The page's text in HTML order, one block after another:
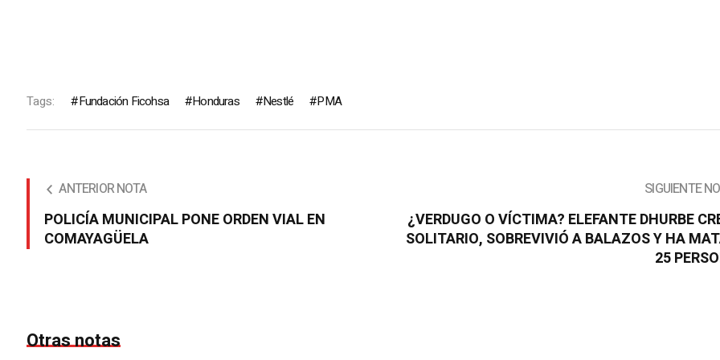
Tags: Fundación Ficohsa Honduras Nestlé PMA
ANTERIOR NOTA
POLICÍA MUNICIPAL PONE ORDEN VIAL EN
COMAYAGÜELA
SIGUIENTE
¿VERDUGO O VÍCTIMA? ELEFANTE DHURBE
SOLITARIO, SOBREVIVIÓ A BALAZOS Y HA
25
Otras notas